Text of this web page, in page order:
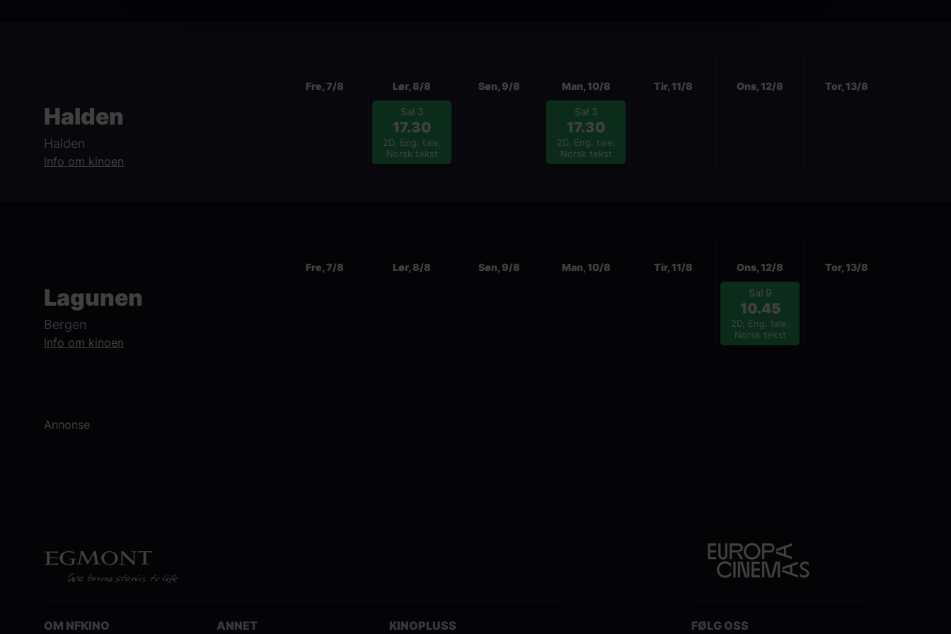
Halden
Halden
Info om kinoen
Fre, 7/8 Lør, 8/8
Sal 3
17.30
2D, Eng. tale,
Norsk tekst
Søn, 9/8 Man, 10/8
Sal 3
17.30
2D, Eng. tale,
Norsk tekst
Tir, 11/8 Ons, 12/8 Tor, 13/8
Lagunen
Bergen
Info om kinoen
Fre, 7/8 Lør, 8/8 Søn, 9/8 Man, 10/8 Tir, 11/8 Ons, 12/8
Sal 9
10.45
2D, Eng. tale,
Norsk tekst
Tor, 13/8
Annonse
OM NFKINO ANNET KINOPLUSS FØLG OSS